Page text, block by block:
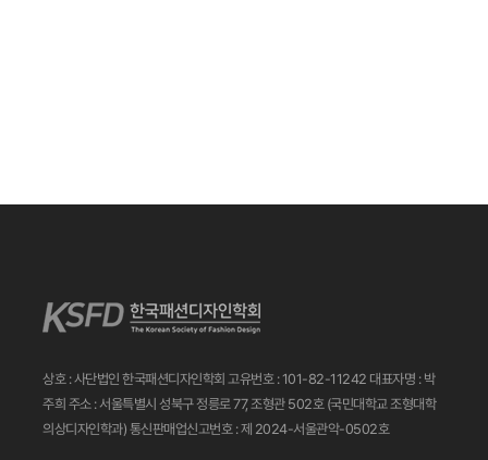
상호 : 사단법인 한국패션디자인학회 고유번호 : 101-82-11242 대표자명 : 박
주희 주소 : 서울특별시 성북구 정릉로 77, 조형관 502호 (국민대학교 조형대학
의상디자인학과) 통신판매업신고번호 : 제 2024-서울관악-0502호